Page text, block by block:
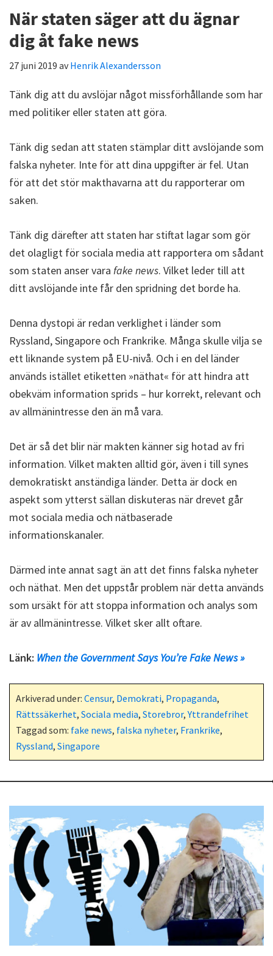
När staten säger att du ägnar
dig åt fake news
27 juni 2019 avHenrik Alexandersson
Tänk dig att du avslöjar något missförhållande som har
med politiker eller staten att göra.
Tänk dig sedan att staten stämplar ditt avslöjande som
falska nyheter. Inte för att dina uppgifter är fel. Utan
för att det stör makthavarna att du rapporterar om
saken.
Tänk dig därefter att staten har stiftat lagar som gör
det olagligt för sociala media att rapportera om sådant
som staten anser vara fake news. Vilket leder till att
ditt avslöjande inte får den spridning det borde ha.
Denna dystopi är redan verklighet i länder som
Ryssland, Singapore och Frankrike. Många skulle vilja se
ett liknande system på EU-nivå. Och i en del länder
används istället etiketten »näthat« för att hindra att
obekväm information sprids – hur korrekt, relevant och
av allmänintresse den än må vara.
Det är så det blir när makten känner sig hotad av fri
information. Vilket makten alltid gör, även i till synes
demokratiskt anständiga länder. Detta är dock en
aspekt som ytterst sällan diskuteras när drevet går
mot sociala media och nätbaserade
informationskanaler.
Därmed inte annat sagt än att det finns falska nyheter
och näthat. Men det uppstår problem när detta används
som ursäkt för att stoppa information och analys som
är av allmänintresse. Vilket sker allt oftare.
Länk: When the Government Says You’re Fake News »
Arkiverad under: Censur, Demokrati, Propaganda,
Rättssäkerhet, Sociala media, Storebror,Yttrandefrihet
Taggad som: fake news, falska nyheter, Frankrike,
Ryssland, Singapore